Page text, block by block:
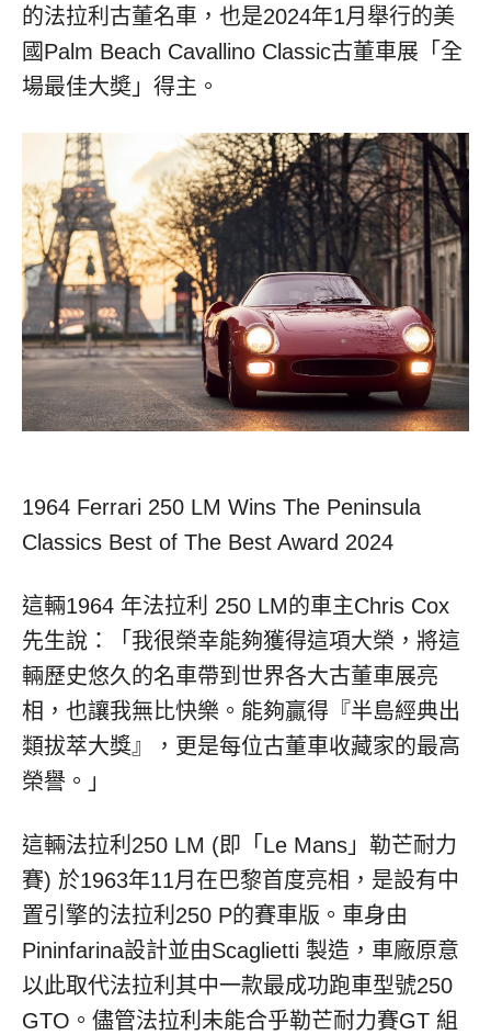
的法拉利古董名車，也是2024年1月舉行的美
國Palm Beach Cavallino Classic古董車展「全
場最佳大奬」得主。
1964 Ferrari 250 LM Wins The Peninsula
Classics Best of The Best Award 2024
這輛1964 年法拉利 250 LM的車主Chris Cox
先生說：「我很榮幸能夠獲得這項大榮，將這
輛歷史悠久的名車帶到世界各大古董車展亮
相，也讓我無比快樂。能夠贏得『半島經典出
類拔萃大獎』，更是每位古董車收藏家的最高
榮譽。」
這輛法拉利250 LM (即「Le Mans」勒芒耐力
賽) 於1963年11月在巴黎首度亮相，是設有中
置引擎的法拉利250 P的賽車版。車身由
Pininfarina設計並由Scaglietti 製造，車廠原意
以此取代法拉利其中一款最成功跑車型號250
GTO。儘管法拉利未能合乎勒芒耐力賽GT 組